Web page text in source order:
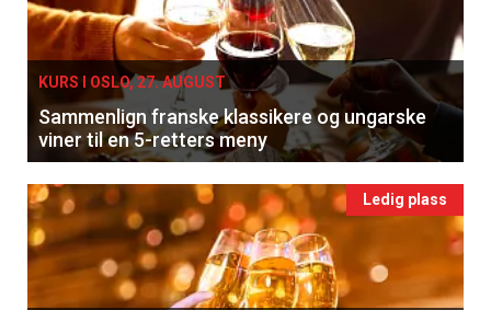
KURS I OSLO, 27. AUGUST
Sammenlign franske klassikere og ungarske
viner til en 5-retters meny
Ledig plass